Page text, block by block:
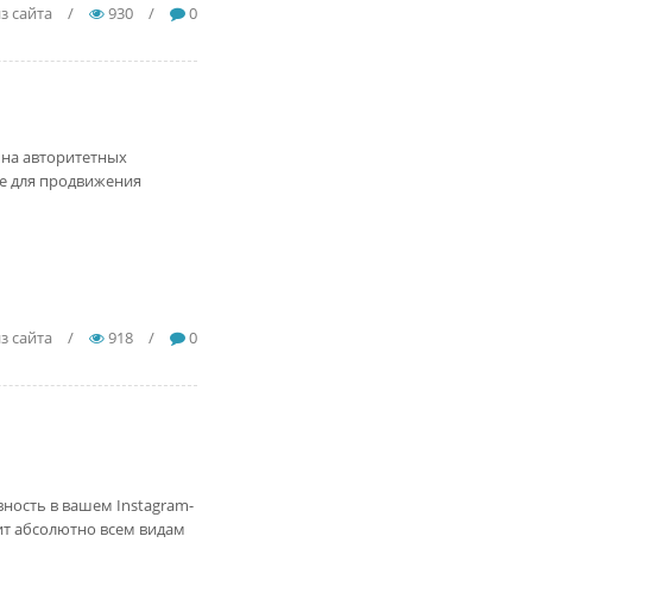
сайта / 930 / 0
авторитетных
для продвижения
сайта / 918 / 0
в вашем Instagram-
абсолютно всем видам